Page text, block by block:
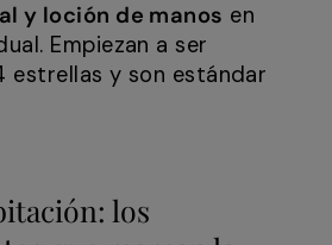
y loción de manos en
Empiezan a ser
estrellas y son estándar
los